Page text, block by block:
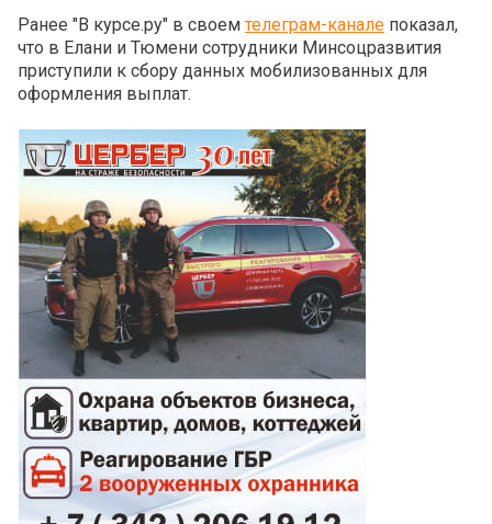
Ранее "В курсе.ру" в своем телеграм-канале показал,
что в Елани и Тюмени сотрудники Минсоцразвития
приступили к сбору данных мобилизованных для
оформления выплат.